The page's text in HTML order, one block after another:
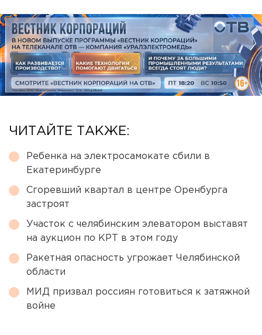
ЧИТАЙТЕ ТАКЖЕ:
Ребенка на электросамокате сбили в
Екатеринбурге
Сгоревший квартал в центре Оренбурга
застроят
Участок с челябинским элеватором выставят
на аукцион по КРТ в этом году
Ракетная опасность угрожает Челябинской
области
МИД призвал россиян готовиться к затяжной
войне